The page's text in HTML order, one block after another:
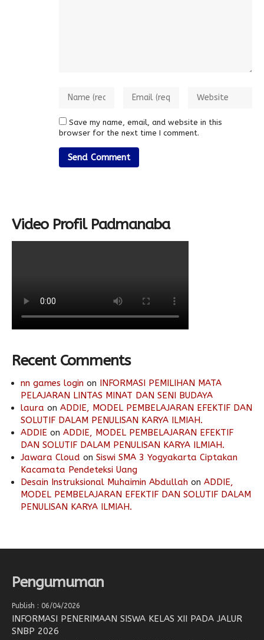
Save my name, email, and website in this
browser for the next time I comment.
Video Profil Padmanaba
Recent Comments
nn games login on INFORMASI PEMILIHAN MATA
PELAJARAN LINTAS MINAT DAN SENI BUDAYA
laura on ADDIE, MODEL PEMBELAJARAN EFEKTIF DAN
SOLUTIF DALAM PENULISAN KARYA ILMIAH.
ADDIE on ADDIE, MODEL PEMBELAJARAN EFEKTIF
DAN SOLUTIF DALAM PENULISAN KARYA ILMIAH.
Jawara Cloud on Siswi SMA 3 Yogyakarta Ciptakan
Kacamata Pendeteksi Uang
Desain Instruksional Muhaimin Abdullah on ADDIE,
MODEL PEMBELAJARAN EFEKTIF DAN SOLUTIF DALAM
PENULISAN KARYA ILMIAH.
Pengumuman
Publish : 06/04/2026
INFORMASI PENERIMAAN SISWA KELAS XII PADA JALUR
SNBP 2026